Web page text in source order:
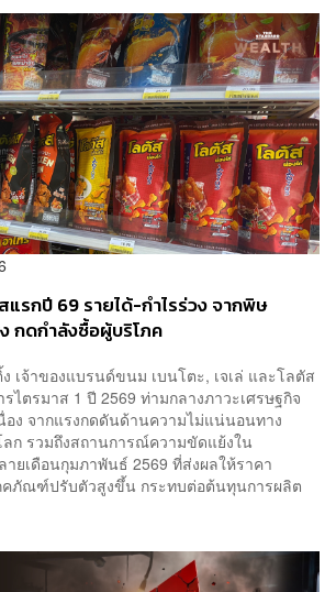
แรกปี 69 รายได้-กำไรร่วง จากพิษ
กดกำลังซื้อผู้บริโภค
เจ้าของแบรนด์ขนม เบนโตะ, เจเล่ และโลตัส
ไตรมาส 1 ปี 2569 ท่ามกลางภาวะเศรษฐกิจ
อง จากแรงกดดันด้านความไม่แน่นอนทาง
ลก รวมถึงสถานการณ์ความขัดแย้งใน
ายเดือนกุมภาพันธ์ 2569 ที่ส่งผลให้ราคา
ภัณฑ์ปรับตัวสูงขึ้น กระทบต่อต้นทุนการผลิต